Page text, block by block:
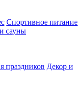
Спортивное питание
сауны
праздников Декор и